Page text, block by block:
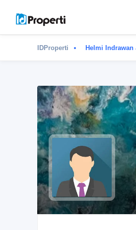
IDProperti Helmi Indrawan